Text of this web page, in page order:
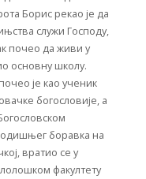
Борис рекао је да
служи Господу,
почео да живи у
основну школу.
је као ученик
богословије, а
боравка на
вратио се у
факултету